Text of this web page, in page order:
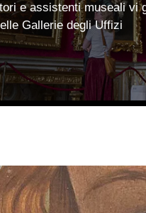
e assistenti museali vi
Gallerie degli Uffizi